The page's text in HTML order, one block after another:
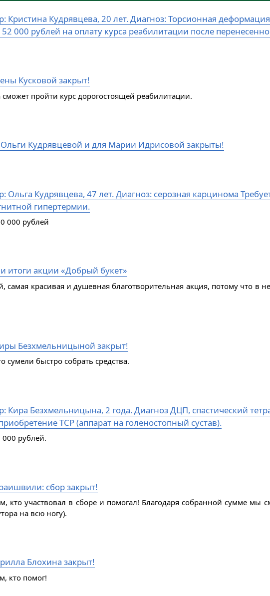
Кристина Кудрявцева, 20 лет. Диагноз: Торсионная
000 рублей на оплату курса реабилитации после
Кусковой закрыт!
сможет пройти курс дорогостоящей реабилитации.
Кудрявцевой и для Марии Идрисовой закрыты!
Ольга Кудрявцева, 47 лет. Диагноз: серозная карцинома
гипертермии.
000 рублей
итоги акции «Добрый букет»
самая красивая и душевная благотворительная акция, потому что в
Безхмельницыной закрыт!
сумели быстро собрать средства.
Кира Безхмельницына, 2 года. Диагноз ДЦП, спастический
ТСР (аппарат на голеностопный сустав).
000 рублей.
сбор закрыт!
кто участвовал в сборе и помогал! Благодаря собранной сумме мы
на всю ногу).
Блохина закрыт!
кто помог!